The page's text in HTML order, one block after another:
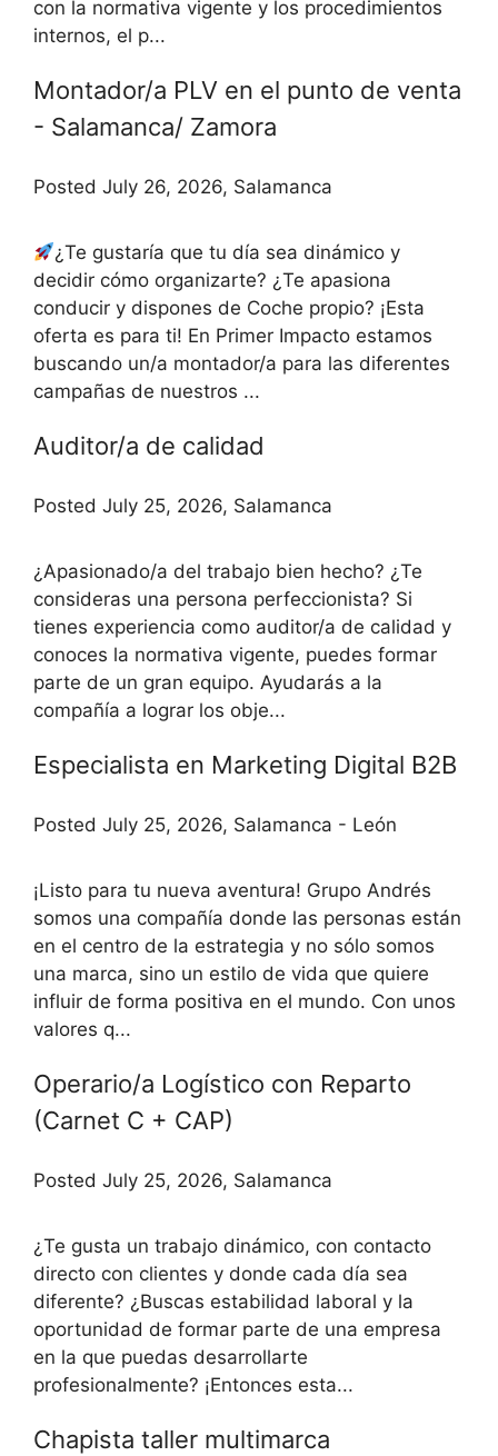
con la normativa vigente y los procedimientos
internos, el p...
Montador/a PLV en el punto de venta
- Salamanca/ Zamora
Posted July 26, 2026, Salamanca
¿Te gustaría que tu día sea dinámico y
decidir cómo organizarte? ¿Te apasiona
conducir y dispones de Coche propio? ¡Esta
oferta es para ti! En Primer Impacto estamos
buscando un/a montador/a para las diferentes
campañas de nuestros ...
Auditor/a de calidad
Posted July 25, 2026, Salamanca
¿Apasionado/a del trabajo bien hecho? ¿Te
consideras una persona perfeccionista? Si
tienes experiencia como auditor/a de calidad y
conoces la normativa vigente, puedes formar
parte de un gran equipo. Ayudarás a la
compañía a lograr los obje...
Especialista en Marketing Digital B2B
Posted July 25, 2026, Salamanca - León
¡Listo para tu nueva aventura! Grupo Andrés
somos una compañía donde las personas están
en el centro de la estrategia y no sólo somos
una marca, sino un estilo de vida que quiere
influir de forma positiva en el mundo. Con unos
valores q...
Operario/a Logístico con Reparto
(Carnet C + CAP)
Posted July 25, 2026, Salamanca
¿Te gusta un trabajo dinámico, con contacto
directo con clientes y donde cada día sea
diferente? ¿Buscas estabilidad laboral y la
oportunidad de formar parte de una empresa
en la que puedas desarrollarte
profesionalmente? ¡Entonces esta...
Chapista taller multimarca